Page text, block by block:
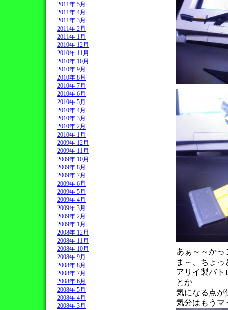
2011年 5月
2011年 4月
2011年 3月
2011年 2月
2011年 1月
2010年 12月
2010年 11月
2010年 10月
2010年 9月
2010年 8月
2010年 7月
2010年 6月
2010年 5月
2010年 4月
2010年 3月
2010年 2月
2010年 1月
2009年 12月
2009年 11月
2009年 10月
2009年 8月
2009年 7月
2009年 6月
2009年 5月
2009年 4月
2009年 3月
2009年 2月
2009年 1月
2008年 12月
2008年 11月
2008年 10月
2008年 9月
2008年 8月
2008年 7月
2008年 6月
2008年 5月
2008年 4月
2008年 3月
あぁ～～かっ
ま～、ちょ
アリイ製バト
とか
気になる点が
気分はもうマ